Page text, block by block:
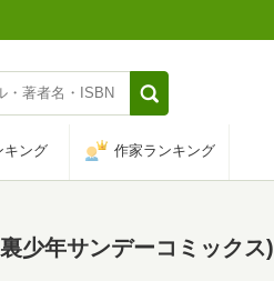
キング 作家ランキング
少年サンデーコミックス)